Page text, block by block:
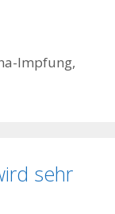
Impfung,
sehr